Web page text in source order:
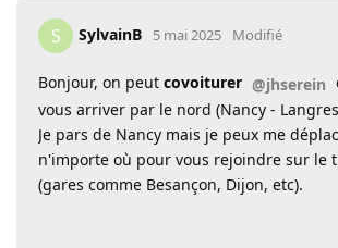
S SylvainB 5 mai 2025 Modifié
Bonjour, on peut covoiturer @jhserein
vous arriver par le nord (Nancy -
Je pars de Nancy mais je peux me
n'importe où pour vous rejoindre sur le
(gares comme Besançon, Dijon, etc).